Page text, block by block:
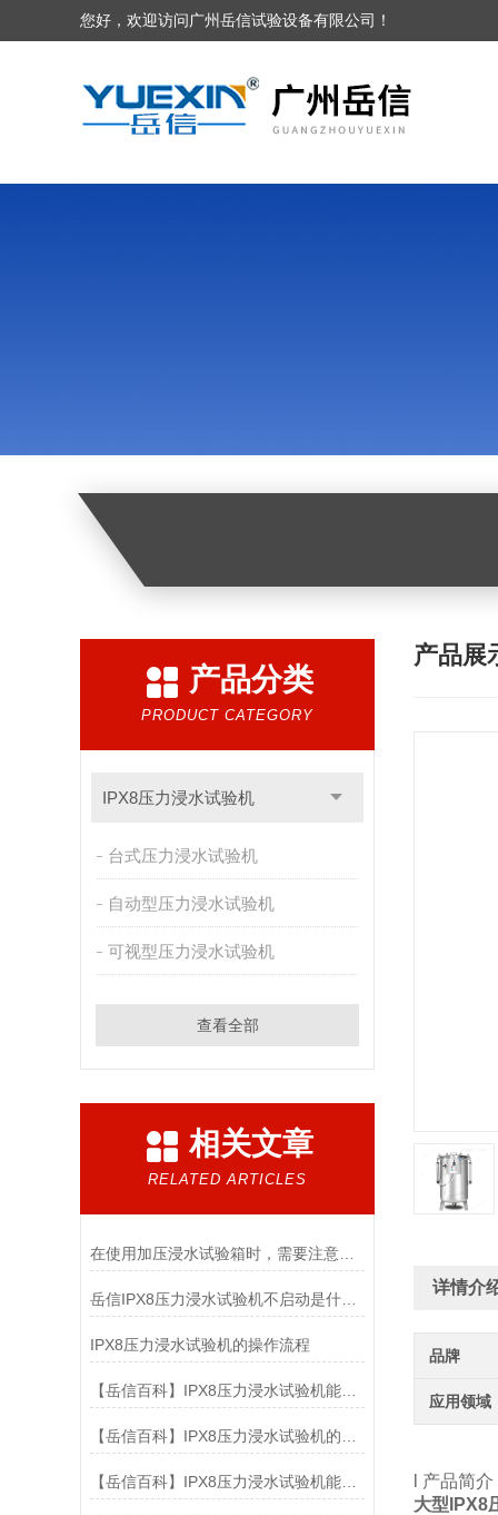
您好，欢迎访问广州岳信试验设备有限公司！
产品分类
PRODUCT CATEGORY
IPX8压力浸水试验机
台式压力浸水试验机
自动型压力浸水试验机
可视型压力浸水试验机
查看全部
相关文章
RELATED ARTICLES
在使用加压浸水试验箱时，需要注意以下几点
岳信IPX8压力浸水试验机不启动是什么原因
IPX8压力浸水试验机的操作流程
【岳信百科】IPX8压力浸水试验机能放多少样品？
【岳信百科】IPX8压力浸水试验机能否达到1000米的水深？
产品展
详情介
品牌
应用领域
l 产品简介
大型IPX8